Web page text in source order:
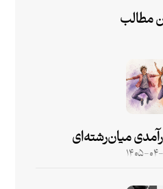
مطالب
میان‌رشته‌ای
۰۴-۲۸